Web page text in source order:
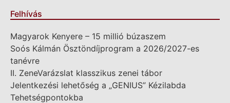
Felhívás
Magyarok Kenyere – 15 millió búzaszem
Soós Kálmán Ösztöndíjprogram a 2026/2027-es
tanévre
II. ZeneVarázslat klasszikus zenei tábor
Jelentkezési lehetőség a „GENIUS” Kézilabda
Tehetségpontokba